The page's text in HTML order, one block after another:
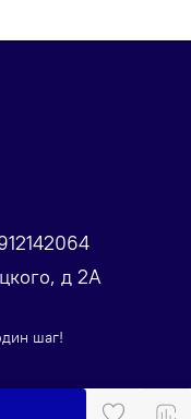
д 2А
шаг!